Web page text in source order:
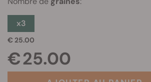
x3
€ 25.00
€ 25.00